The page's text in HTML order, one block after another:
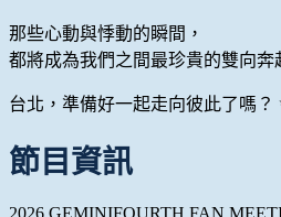
那些心動與悸動的瞬間，
都將成為我們之間最珍貴的雙向奔
台北，準備好一起走向彼此了嗎？
節目資訊
2026 GEMINIFOURTH FAN